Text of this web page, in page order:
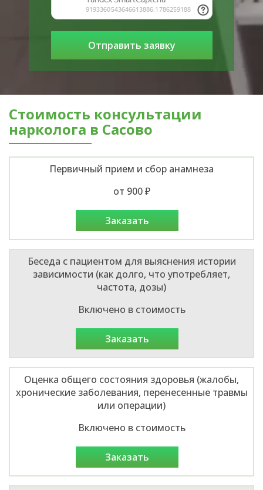
Стоимость консультации
нарколога в Сасово
Первичный прием и сбор анамнеза
от 900 ₽
заказать
Беседа с пациентом для выяснения истории
зависимости (как долго, что употребляет,
частота, дозы)
Включено в стоимость
заказать
Оценка общего состояния здоровья (жалобы,
хронические заболевания, перенесенные травмы
или операции)
Включено в стоимость
заказать